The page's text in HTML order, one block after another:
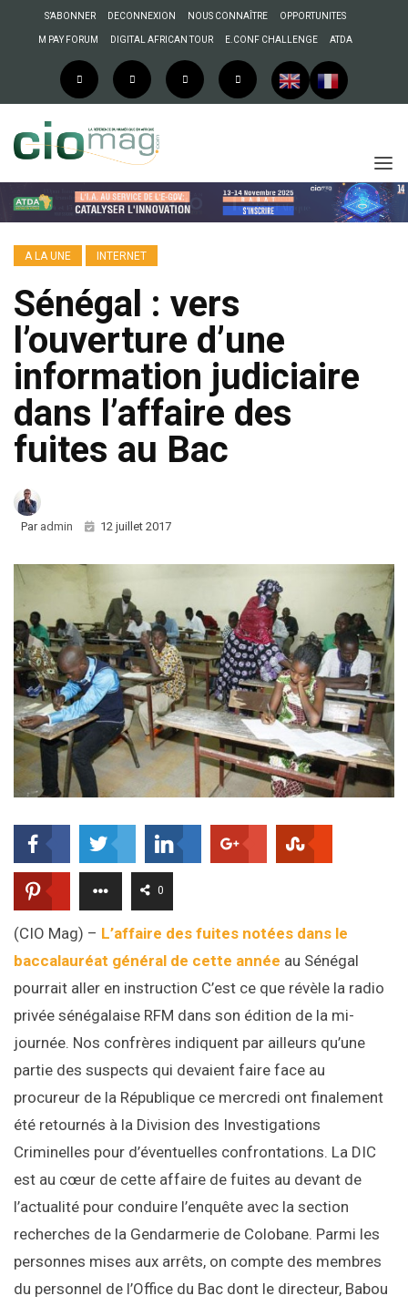
S’ABONNER DECONNEXION NOUS CONNAÎTRE OPPORTUNITES
M PAY FORUM DIGITAL AFRICAN TOUR E.CONF CHALLENGE ATDA
A LA UNE INTERNET
Sénégal : vers
l’ouverture d’une
information judiciaire
dans l’affaire des
fuites au Bac
Par admin 12 juillet 2017
0
(CIO Mag) – L’affaire des fuites notées dans le
baccalauréat général de cette année au Sénégal
pourrait aller en instruction C’est ce que révèle la radio
privée sénégalaise RFM dans son édition de la mi-
journée. Nos confrères indiquent par ailleurs qu’une
partie des suspects qui devaient faire face au
procureur de la République ce mercredi ont finalement
été retournés à la Division des Investigations
Criminelles pour d’éventuelles confrontations. La DIC
est au cœur de cette affaire de fuites au devant de
l’actualité pour conduire l’enquête avec la section
recherches de la Gendarmerie de Colobane. Parmi les
personnes mises aux arrêts, on compte des membres
du personnel de l’Office du Bac dont le directeur, Babou